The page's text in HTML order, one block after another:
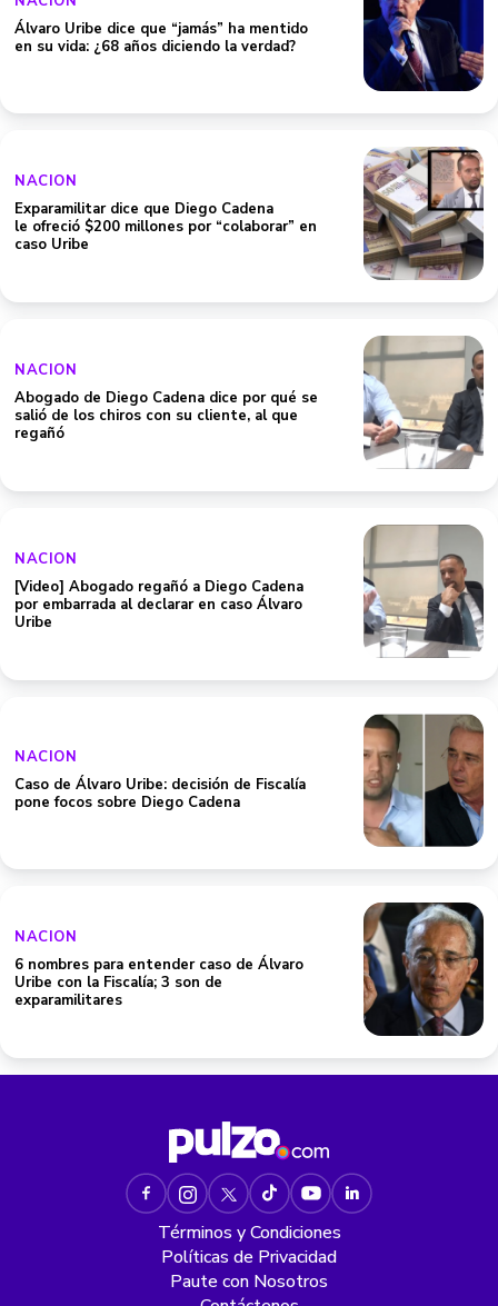
Álvaro Uribe dice que “jamás” ha mentido
en su vida: ¿68 años diciendo la verdad?
NACION
Exparamilitar dice que Diego Cadena
le ofreció $200 millones por “colaborar” en
caso Uribe
NACION
Abogado de Diego Cadena dice por qué se
salió de los chiros con su cliente, al que
regañó
NACION
[Video] Abogado regañó a Diego Cadena
por embarrada al declarar en caso Álvaro
Uribe
NACION
Caso de Álvaro Uribe: decisión de Fiscalía
pone focos sobre Diego Cadena
NACION
6 nombres para entender caso de Álvaro
Uribe con la Fiscalía; 3 son de
exparamilitares
Términos y Condiciones
Políticas de Privacidad
Paute con Nosotros